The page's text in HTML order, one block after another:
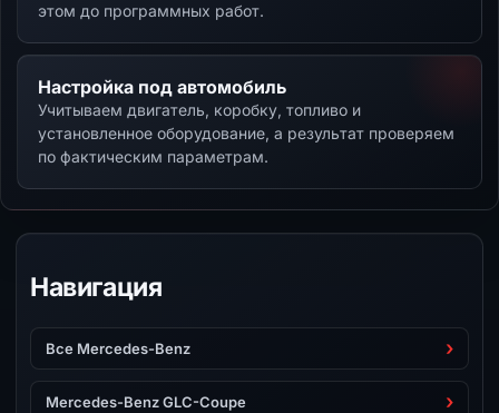
этом до программных работ.
Настройка под автомобиль
Учитываем двигатель, коробку, топливо и
установленное оборудование, а результат проверяем
по фактическим параметрам.
Навигация
Все Mercedes-Benz
Mercedes-Benz GLC-Coupe